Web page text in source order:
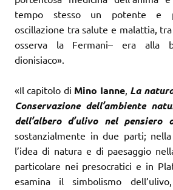
tempo stesso un potente e
oscillazione tra salute e malattia,
osserva la Fermani– era alla
dionisiaco».
«Il capitolo di Mino Ianne, La
Conservazione dell’ambiente
dell’albero d’ulivo nel pensiero
sostanzialmente in due parti;
l’idea di natura e di paesaggio
particolare nei presocratici e in
esamina il simbolismo